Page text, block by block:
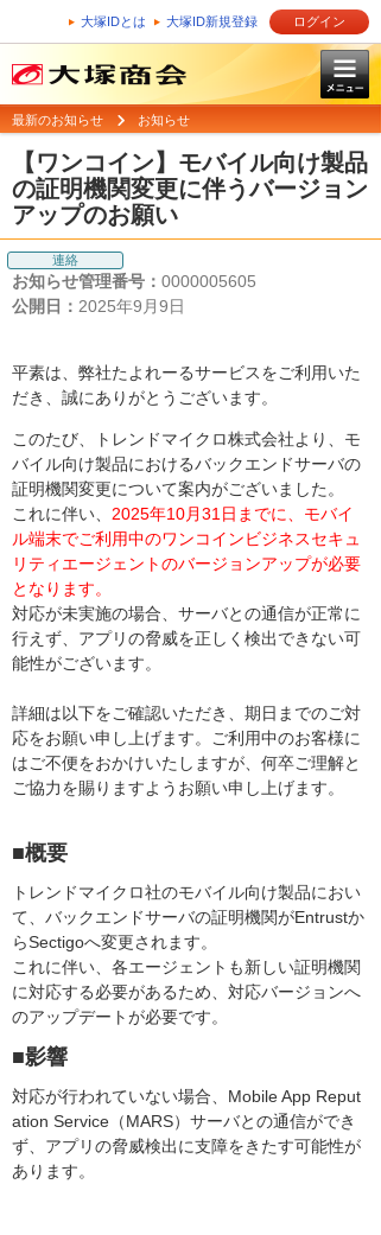
大塚IDとは 大塚ID新規登録 ログイン
最新のお知らせ お知らせ
【ワンコイン】モバイル向け製品
の証明機関変更に伴うバージョン
アップのお願い
連絡
お知らせ管理番号： 0000005605
公開日： 2025年9月9日
平素は、弊社たよれーるサービスをご利用いた
だき、誠にありがとうございます。
このたび、トレンドマイクロ株式会社より、モ
バイル向け製品におけるバックエンドサーバの
証明機関変更について案内がございました。
これに伴い、 2025年10月31日までに、モバイ
ル端末でご利用中のワンコインビジネスセキュ
リティエージェントのバージョンアップが必要
となります。
対応が未実施の場合、サーバとの通信が正常に
行えず、アプリの脅威を正しく検出できない可
能性がございます。
詳細は以下をご確認いただき、期日までのご対
応をお願い申し上げます。ご利用中のお客様に
はご不便をおかけいたしますが、何卒ご理解と
ご協力を賜りますようお願い申し上げます。
■概要
トレンドマイクロ社のモバイル向け製品におい
て、バックエンドサーバの証明機関がEntrustか
らSectigoへ変更されます。
これに伴い、各エージェントも新しい証明機関
に対応する必要があるため、対応バージョンへ
のアップデートが必要です。
■影響
対応が行われていない場合、Mobile App Reput
ation Service（MARS）サーバとの通信ができ
ず、アプリの脅威検出に支障をきたす可能性が
あります。